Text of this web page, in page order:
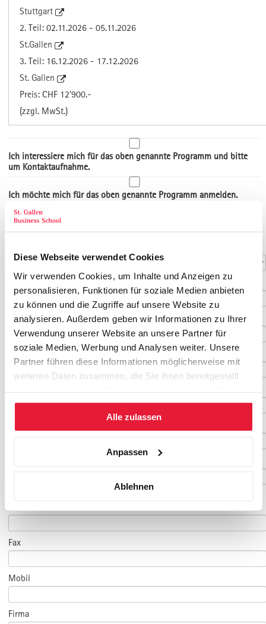
Diese Webseite verwendet Cookies
Wir verwenden Cookies, um Inhalte und Anzeigen zu
personalisieren, Funktionen für soziale Medien anbieten
zu können und die Zugriffe auf unsere Website zu
analysieren. Außerdem geben wir Informationen zu Ihrer
Verwendung unserer Website an unsere Partner für
soziale Medien, Werbung und Analysen weiter. Unsere
Partner führen diese Informationen möglicherweise mit
weiteren Daten zusammen, die Sie ihnen bereitgestellt
gesammelt haben.
Alle zulassen
Anpassen
Ablehnen
Stuttgart
2. Teil: 02.11.2026 - 05.11.2026
St.Gallen
3. Teil: 16.12.2026 - 17.12.2026
St. Gallen
Preis: CHF 12'900.-
(zzgl. MwSt.)
Ich interessiere mich für das oben genannte Programm und bitte
um Kontaktaufnahme.
Ich möchte mich für das oben genannte Programm anmelden.
Art der Adresse
Kontaktdaten
Titel
Vorname*
Nachname*
Fax
Mobil
Firma